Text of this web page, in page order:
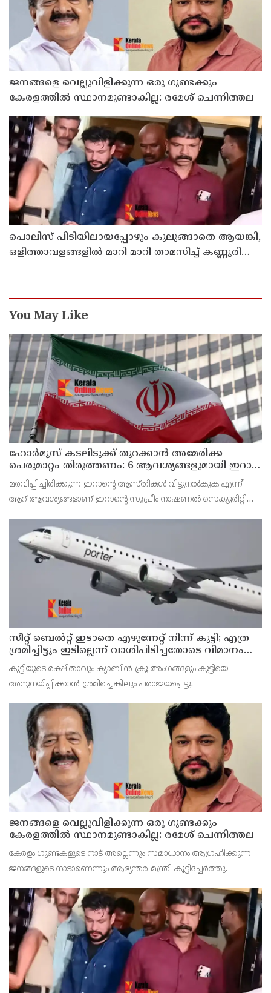
ജനങ്ങളെ വെല്ലുവിളിക്കുന്ന ഒരു ഗുണ്ടക്കും
കേരളത്തില്‍ സ്ഥാനമുണ്ടാകില്ല: രമേശ് ചെന്നിത്തല
പൊലിസ് പിടിയിലായപ്പോഴും കുലുങ്ങാതെ ആയങ്കി,
ഒളിത്താവളങ്ങളില്‍ മാറി മാറി താമസിച്ച് കണ്ണൂരിലെ
You May Like
ഹോര്‍മൂസ് കടലിടുക്ക് തുറക്കാന്‍ അമേരിക്ക
പെരുമാറ്റം തിരുത്തണം: 6 ആവശ്യങ്ങളുമായി ഇറാന്‍
ദേശീയ സുരക്ഷാ കൗണ്‍സില്‍
മരവിപ്പിച്ചിരിക്കുന്ന ഇറാന്റെ ആസ്തികള്‍ വിട്ടുനല്‍കുക എന്നീ
ആറ് ആവശ്യങ്ങളാണ് ഇറാന്റെ സുപ്രീം നാഷണല്‍ സെക്യൂരിറ്റി
സീറ്റ് ബെല്‍റ്റ് ഇടാതെ എഴുന്നേറ്റ് നിന്ന് കുട്ടി; എത്ര
ശ്രമിച്ചിട്ടും ഇടില്ലെന്ന് വാശിപിടിച്ചതോടെ വിമാനം
റദ്ദാക്കി
കുട്ടിയുടെ രക്ഷിതാവും ക്യാബിന്‍ ക്രൂ അംഗങ്ങളും കുട്ടിയെ
അനുനയിപ്പിക്കാന്‍ ശ്രമിച്ചെങ്കിലും പരാജയപ്പെട്ടു.
ജനങ്ങളെ വെല്ലുവിളിക്കുന്ന ഒരു ഗുണ്ടക്കും
കേരളത്തില്‍ സ്ഥാനമുണ്ടാകില്ല: രമേശ് ചെന്നിത്തല
കേരളം ഗുണ്ടകളുടെ നാട് അല്ലെന്നും സമാധാനം ആഗ്രഹിക്കുന്ന
ജനങ്ങളുടെ നാടാണെന്നും ആഭ്യന്തര മന്ത്രി കൂട്ടിച്ചേര്‍ത്തു.